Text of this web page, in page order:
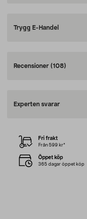
Trygg E-Handel
Recensioner (108)
Experten svarar
Fri frakt
Från 599 kr*
Öppet köp
365 dagar öppet köp